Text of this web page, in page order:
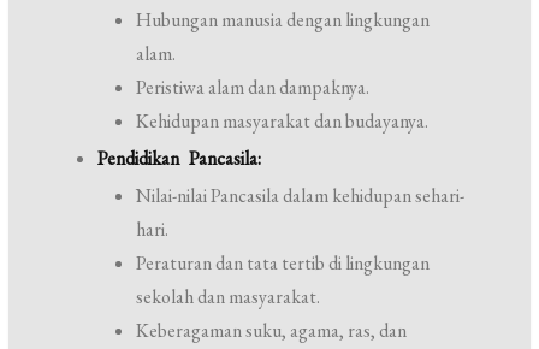
Hubungan manusia dengan lingkungan
alam.
Peristiwa alam dan dampaknya.
Kehidupan masyarakat dan budayanya.
Pendidikan Pancasila:
Nilai-nilai Pancasila dalam kehidupan sehari-
hari.
Peraturan dan tata tertib di lingkungan
sekolah dan masyarakat.
Keberagaman suku, agama, ras, dan